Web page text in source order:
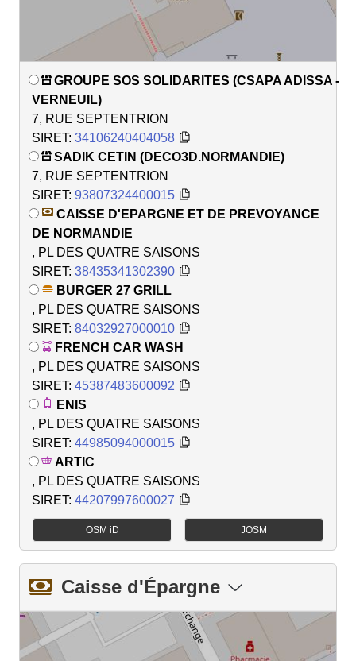
GROUPE SOS SOLIDARITES (CSAPA ADISSA -
VERNEUIL)
7, RUE SEPTENTRION
SIRET: 34106240404058
SADIK CETIN (DECO3D.NORMANDIE)
7, RUE SEPTENTRION
SIRET: 93807324400015
CAISSE D'EPARGNE ET DE PREVOYANCE
DE NORMANDIE
, PL DES QUATRE SAISONS
SIRET: 38435341302390
BURGER 27 GRILL
, PL DES QUATRE SAISONS
SIRET: 84032927000010
FRENCH CAR WASH
, PL DES QUATRE SAISONS
SIRET: 45387483600092
ENIS
, PL DES QUATRE SAISONS
SIRET: 44985094000015
ARTIC
, PL DES QUATRE SAISONS
SIRET: 44207997600027
OSM iD JOSM
Caisse d'Épargne